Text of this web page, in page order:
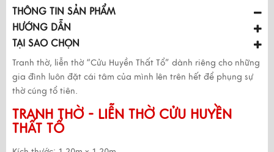
THÔNG TIN SẢN PHẨM
HƯỚNG DẪN
TẠI SAO CHỌN
Tranh thờ, liễn thờ “Cửu Huyền Thất Tổ” dành riêng cho những
gia đình luôn đặt cái tâm của mình lên trên hết để phụng sự
thờ cúng tổ tiên.
TRANH THỜ - LIỄN THỜ CỬU HUYỀN
THẤT TỔ